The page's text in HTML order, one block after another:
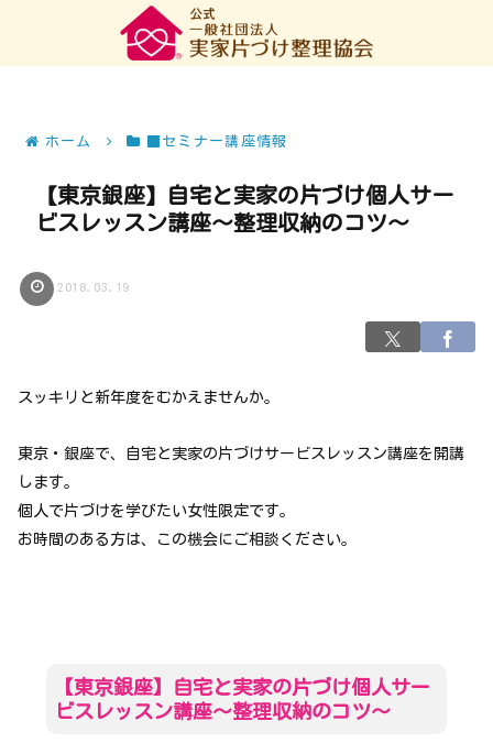
ホーム ■セミナー講座情報
【東京銀座】自宅と実家の片づけ個人サー
ビスレッスン講座～整理収納のコツ～
2018.03.19
スッキリと新年度をむかえませんか。
東京・銀座で、自宅と実家の片づけサービスレッスン講座を開講
します。
個人で片づけを学びたい女性限定です。
お時間のある方は、この機会にご相談ください。
【東京銀座】自宅と実家の片づけ個人サー
ビスレッスン講座～整理収納のコツ～